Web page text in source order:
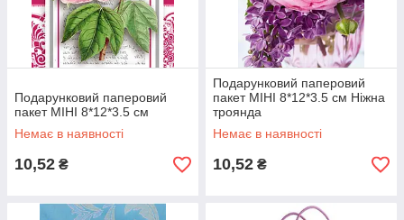
Подарунковий паперовий
пакет МІНІ 8*12*3.5 см
Немає в наявності
10,52 ₴
Подарунковий паперовий
пакет МІНІ 8*12*3.5 см Ніжна
троянда
Немає в наявності
10,52 ₴